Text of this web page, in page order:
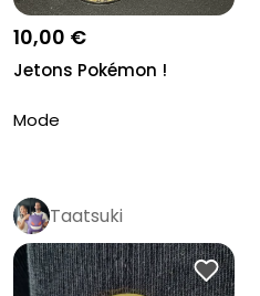
10,00 €
Jetons Pokémon !
Mode
Taatsuki